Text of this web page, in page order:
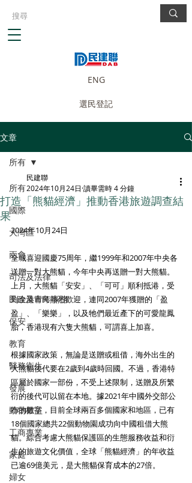
ENG
選民登記
文章
所有
國際
大灣區
兩會
司法及法律
民政及青年事務
保安
教育
醫務衛生
發展
動物權益
工商專業
家庭
婦女
所有
打造「熊貓經濟」推動香港旅遊調查結
果
民建聯
2024年10月24日 讀畢需時 4 分鐘
2024年10月24日
全城喜迎國慶75周年，繼1999年和2007年中央各
送贈一對大熊貓，今年中央再送贈一對大熊貓。
上月，大熊貓「安安」、「可可」順利抵港，受
到全港市民熱烈歡迎，連同2007年獲贈的「盈
盈」、「樂樂」，以及牠們最近產下的可愛龍鳳
胎，香港現有六隻大熊貓，可謂喜上加喜。
根據國家政策，無論是送贈或租借，海外出生的
大熊貓後代要在2歲到4歲時回國。不過，香港特
區屬於國家一部份，不受上述限制，送贈及所繁
衍的後代可以留在本地。據2021年中國外交部公
布的數字，目前全球兩百多個國家和地區，已有
18個國家總共22個動物園成功向中國租借大熊
貓。綜合考慮大熊貓保護區的生態服務收益和衍
生的旅遊文化價值，全球「熊貓經濟」的年收益
已逾69億美元，是大熊貓保育成本的27倍。